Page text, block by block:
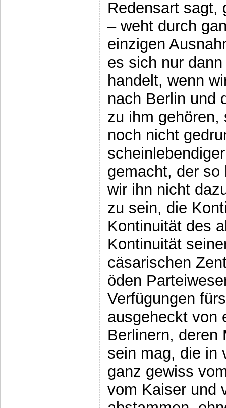
Redensart sagt,
– weht durch
einzigen
es sich nur
handelt, wenn
nach Berlin und
zu ihm gehören,
noch nicht
gemacht, der
wir ihn nicht
zu sein, die
Kontinuität des
Kontinuität
cäsarischen
öden
Verfügungen
ausgeheckt von
Berlinern, deren
sein mag, die in
ganz gewiss
vom Kaiser und